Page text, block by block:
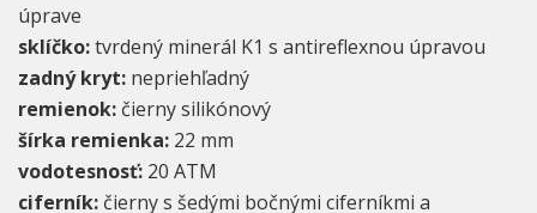
úprave
sklíčko:tvrdený minerál K1 s antireflexnou úpravou
zadný kryt: nepriehľadný
remienok: čierny silikónový
šírka remienka: 22 mm
vodotesnosť: 20 ATM
ciferník: čierny s šedými bočnými ciferníkmi a